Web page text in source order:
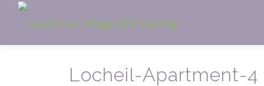
Skip
content
Locheil-Apartment-4